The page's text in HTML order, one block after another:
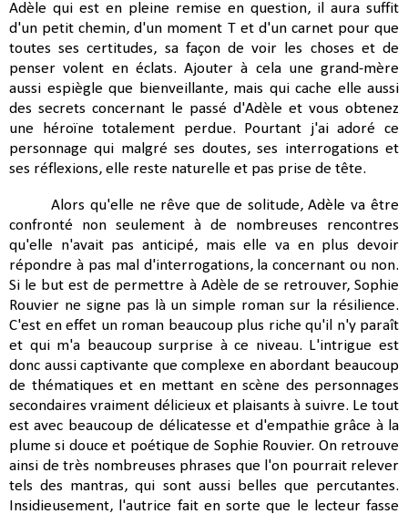
Adèle qui est en pleine remise en question, il aura suffit
d'un petit chemin, d'un moment T et d'un carnet pour que
toutes ses certitudes, sa façon de voir les choses et de
penser volent en éclats. Ajouter à cela une grand-mère
aussi espiègle que bienveillante, mais qui cache elle aussi
des secrets concernant le passé d'Adèle et vous obtenez
une héroïne totalement perdue. Pourtant j'ai adoré ce
personnage qui malgré ses doutes, ses interrogations et
ses réflexions, elle reste naturelle et pas prise de tête.
Alors qu'elle ne rêve que de solitude, Adèle va être
confronté non seulement à de nombreuses rencontres
qu'elle n'avait pas anticipé, mais elle va en plus devoir
répondre à pas mal d'interrogations, la concernant ou non.
Si le but est de permettre à Adèle de se retrouver, Sophie
Rouvier ne signe pas là un simple roman sur la résilience.
C'est en effet un roman beaucoup plus riche qu'il n'y paraît
et qui m'a beaucoup surprise à ce niveau. L'intrigue est
donc aussi captivante que complexe en abordant beaucoup
de thématiques et en mettant en scène des personnages
secondaires vraiment délicieux et plaisants à suivre. Le tout
est avec beaucoup de délicatesse et d'empathie grâce à la
plume si douce et poétique de Sophie Rouvier. On retrouve
ainsi de très nombreuses phrases que l'on pourrait relever
tels des mantras, qui sont aussi belles que percutantes.
Insidieusement, l'autrice fait en sorte que le lecteur fasse